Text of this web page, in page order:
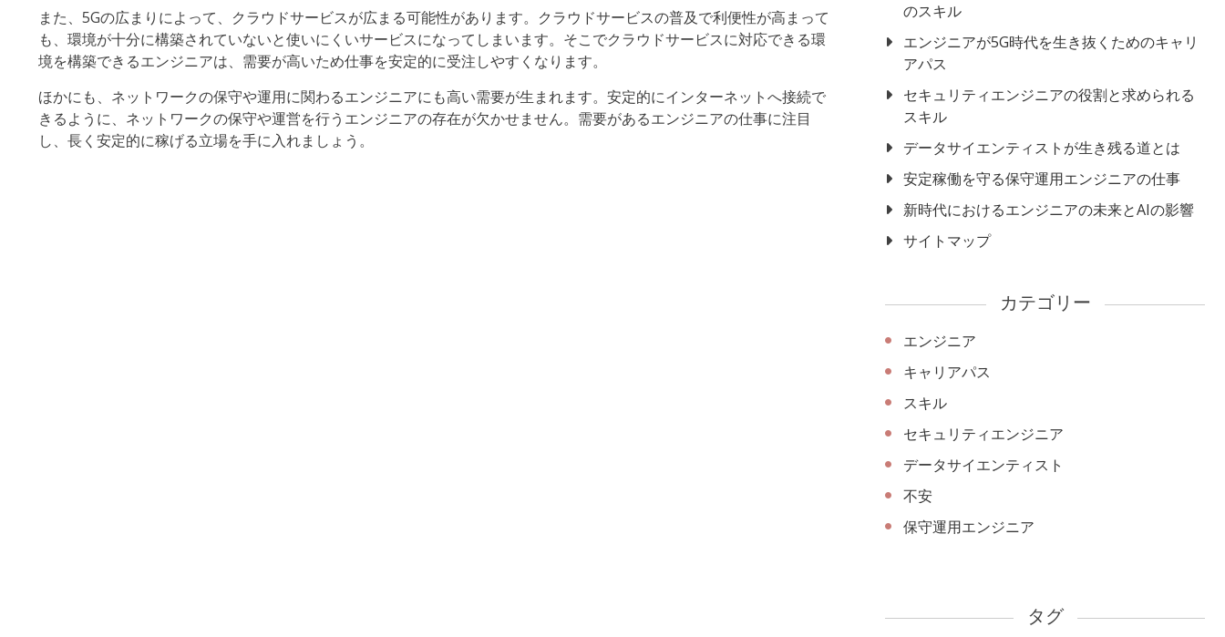
また、5Gの広まりによって、クラウドサービスが広まる可能性があります。クラウドサービスの普及で利便性が高まって
も、環境が十分に構築されていないと使いにくいサービスになってしまいます。そこでクラウドサービスに対応できる環
境を構築できるエンジニアは、需要が高いため仕事を安定的に受注しやすくなります。
ほかにも、ネットワークの保守や運用に関わるエンジニアにも高い需要が生まれます。安定的にインターネットへ接続で
きるように、ネットワークの保守や運営を行うエンジニアの存在が欠かせません。需要があるエンジニアの仕事に注目
し、長く安定的に稼げる立場を手に入れましょう。
のスキル
エンジニアが5G時代を生き抜くためのキャリ
アパス
セキュリティエンジニアの役割と求められる
スキル
データサイエンティストが生き残る道とは
安定稼働を守る保守運用エンジニアの仕事
新時代におけるエンジニアの未来とAIの影響
サイトマップ
カテゴリー
エンジニア
キャリアパス
スキル
セキュリティエンジニア
データサイエンティスト
不安
保守運用エンジニア
タグ